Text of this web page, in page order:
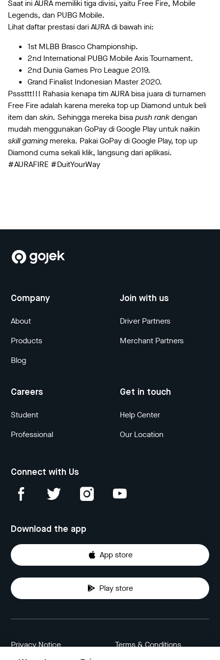
Saat ini AURA memiliki tiga divisi, yaitu Free Fire, Mobile
Legends, dan PUBG Mobile.
Lihat daftar prestasi dari AURA di bawah ini:
1st MLBB Brasco Championship.
2nd International PUBG Mobile Axis Tournament.
2nd Dunia Games Pro League 2019.
Grand Finalist Indonesian Master 2020.
Psssttt!!! Rahasia kenapa tim AURA bisa juara di turnamen
Free Fire adalah karena mereka top up Diamond untuk beli
item dan skin. Sehingga mereka bisapush rankdengan
mudah menggunakan GoPay di Google Play untuk naikin
skill gaming mereka. Pakai GoPay di Google Play, top up
Diamond cuma sekali klik, langsung dari aplikasi.
#AURAFIRE #DuitYourWay
Company
About
Products
Blog
Join with us
Driver Partners
Merchant Partners
Careers
Student
Professional
Get in touch
Help Center
Our Location
Connect with Us
Download the app
App store
Play store
Privacy Notice Terms & Conditions